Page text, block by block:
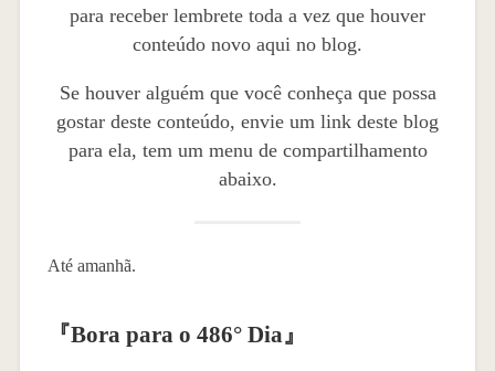
para receber lembrete toda a vez que houver
conteúdo novo aqui no blog.
Se houver alguém que você conheça que possa
gostar deste conteúdo, envie um link deste blog
para ela, tem um menu de compartilhamento
abaixo.
Até amanhã.
『Bora para o 486° Dia』